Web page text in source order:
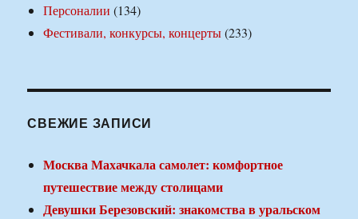
Персоналии (134)
Фестивали, конкурсы, концерты(233)
СВЕЖИЕ ЗАПИСИ
Москва Махачкала самолет: комфортное
путешествие между столицами
Девушки Березовский: знакомства в уральском